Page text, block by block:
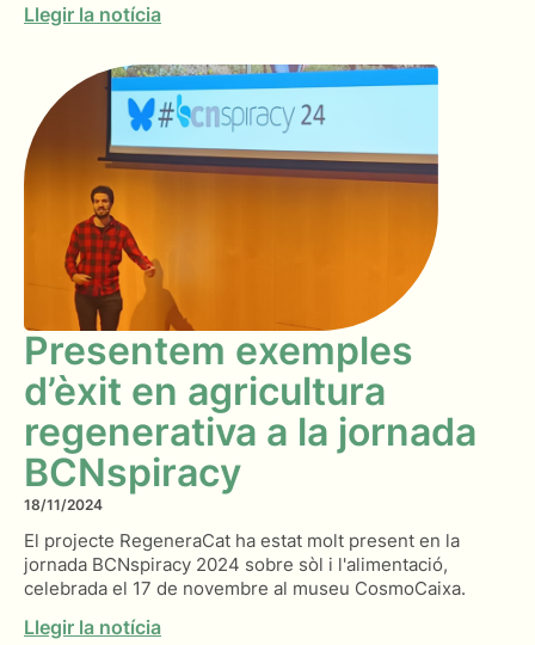
Llegir la notícia
Presentem exemples
d’èxit en agricultura
regenerativa a la jornada
BCNspiracy
18/11/2024
El projecte RegeneraCat ha estat molt present en la
jornada BCNspiracy 2024 sobre sòl i l'alimentació,
celebrada el 17 de novembre al museu CosmoCaixa.
Llegir la notícia